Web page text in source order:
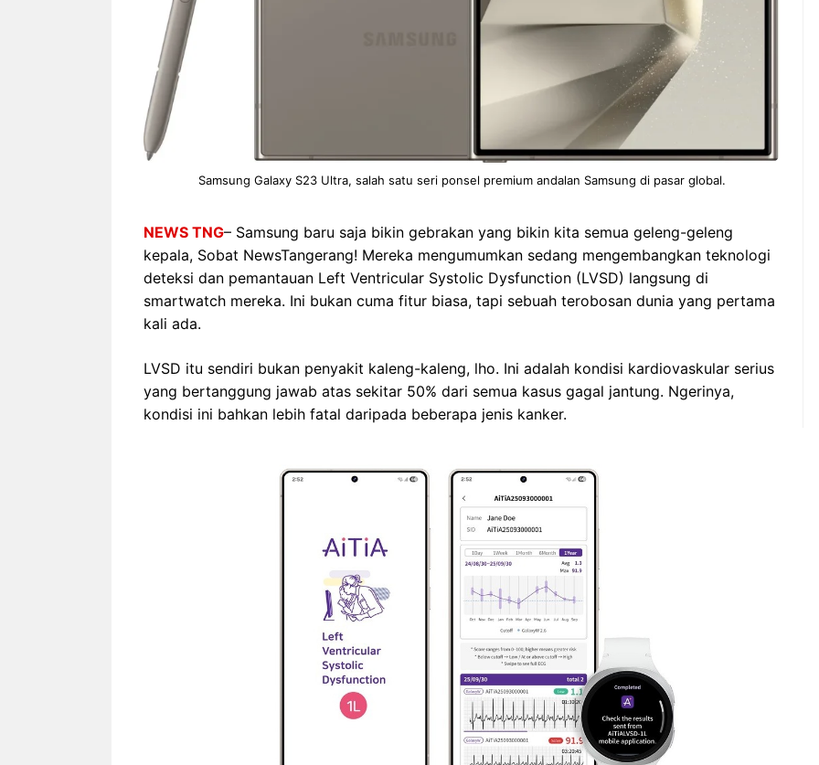
Samsung Galaxy S23 Ultra, salah satu seri ponsel premium andalan Samsung di pasar global.
NEWS TNG– Samsung baru saja bikin gebrakan yang bikin kita semua geleng-geleng
kepala, Sobat NewsTangerang! Mereka mengumumkan sedang mengembangkan teknologi
deteksi dan pemantauan Left Ventricular Systolic Dysfunction (LVSD) langsung di
smartwatch mereka. Ini bukan cuma fitur biasa, tapi sebuah terobosan dunia yang pertama
kali ada.
LVSD itu sendiri bukan penyakit kaleng-kaleng, lho. Ini adalah kondisi kardiovaskular serius
yang bertanggung jawab atas sekitar 50% dari semua kasus gagal jantung. Ngerinya,
kondisi ini bahkan lebih fatal daripada beberapa jenis kanker.